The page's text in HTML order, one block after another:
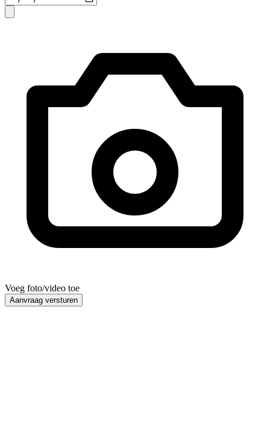
Voeg foto/video toe